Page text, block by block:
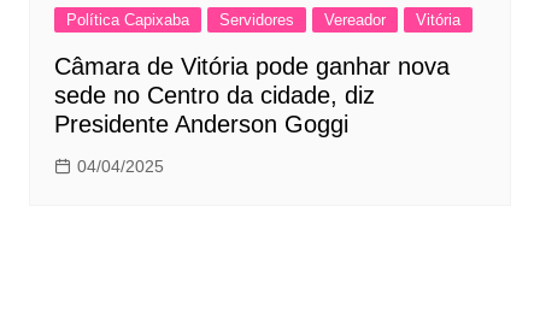
Política Capixaba
Servidores Vereador Vitória
Câmara de Vitória pode ganhar nova
sede no Centro da cidade, diz
Presidente Anderson Goggi
04/04/2025